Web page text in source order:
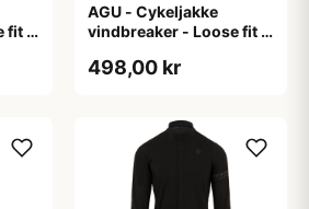
fit -
AGU - Cykeljakke
vindbreaker - Loose fit -
498,00 kr